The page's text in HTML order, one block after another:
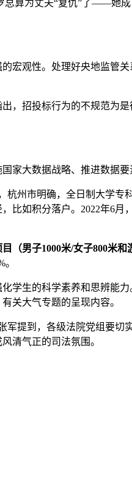
为丈夫“复仇”了——她成了
观性。处理好央地监管关
招投标行为的不规范为是
大数据战略、推进数据要
市明确，全日制大学专
比如积分落户。2022年6
（男子1000米/女子800米和
生的科学素养和思辨能力
关大气专题的呈现内容。
到，各级法院党组要切
清气正的司法氛围。